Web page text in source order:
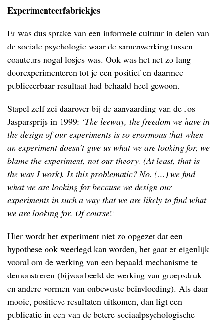
Experimenteerfabriekjes
Er was dus sprake van een informele cultuur in delen van
de sociale psychologie waar de samenwerking tussen
coauteurs nogal losjes was. Ook was het net zo lang
doorexperimenteren tot je een positief en daarmee
publiceerbaar resultaat had behaald heel gewoon.
Stapel zelf zei daarover bij de aanvaarding van de Jos
Jasparsprijs in 1999: ‘The leeway, the freedom we have in
the design of our experiments is so enormous that when
an experiment doesn’t give us what we are looking for, we
blame the experiment, not our theory. (At least, that is
the way I work). Is this problematic? No. (…) we find
what we are looking for because we design our
experiments in such a way that we are likely to find what
we are looking for. Of course!’
Hier wordt het experiment niet zo opgezet dat een
hypothese ook weerlegd kan worden, het gaat er eigenlijk
vooral om de werking van een bepaald mechanisme te
demonstreren (bijvoorbeeld de werking van groepsdruk
en andere vormen van onbewuste beïnvloeding). Als daar
mooie, positieve resultaten uitkomen, dan ligt een
publicatie in een van de betere sociaalpsychologische